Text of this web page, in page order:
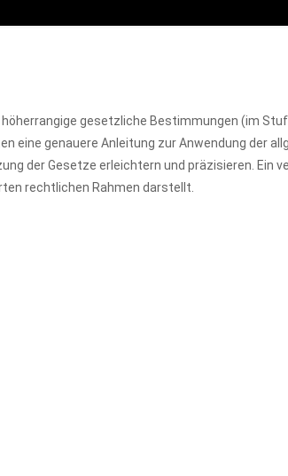
gesetzliche Bestimmungen (im
eine genauere Anleitung zur Anwendung der
der Gesetze erleichtern und präzisieren. Ein
rechtlichen Rahmen darstellt.